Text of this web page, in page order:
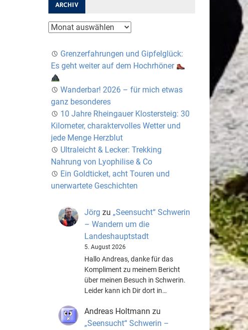
ARCHIV
Archiv
Grenzerfahrungen und Gipfelglück:
Es geht weiter auf dem Hochrhöner
Wanderbar! 2026 – für mich etwas
ganz besonderes
10 Jahre Rheingauer Klostersteig: 30
Kilometer, charaktervolles Wetter und
jede Menge Herzblut
Ultraleicht & Lecker: Trekking
Nahrung von Lyophilise & Co
Ein Goldticket, acht Touren und
unerwartete Geschichten
Jörg zu „Seensucht“ Schwerin
– Wandern um die
Landeshauptstadt
5. August 2026
Hallo Andreas, danke für das
Kompliment zu meinem Bericht
über meinen Besuch in Schwerin.
Leider kann ich Dir dort in…
Andreas Holtmann zu
„Seensucht“ Schwerin –